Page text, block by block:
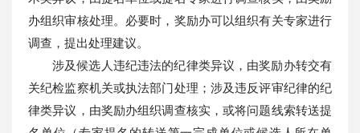
办组织审核处理。必要时，奖励办可以组织有关专家进行
调查，提出处理建议。
涉及候选人违纪违法的纪律类异议，由奖励办转交有
关纪检监察机关或执法部门处理；涉及违反评审纪律的纪
律类异议，由奖励办组织调查核实，或将问题线索转送提